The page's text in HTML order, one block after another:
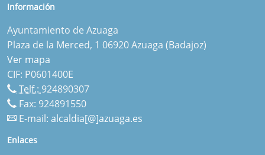
Información
Ayuntamiento de Azuaga
Plaza de la Merced, 1 06920 Azuaga (Badajoz)
Ver mapa
CIF: P0601400E
Telf.: 924890307
Fax: 924891550
E-mail: alcaldia[@]azuaga.es
Enlaces